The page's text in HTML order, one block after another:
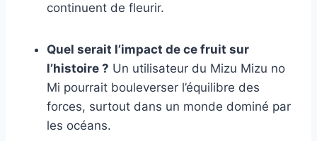
continuent de fleurir.
Quel serait l’impact de ce fruit sur
l’histoire ? Un utilisateur du Mizu Mizu no
Mi pourrait bouleverser l’équilibre des
forces, surtout dans un monde dominé par
les océans.